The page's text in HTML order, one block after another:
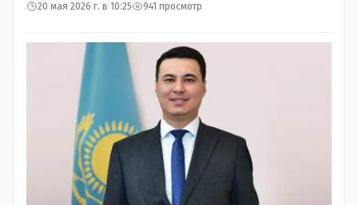
20 мая 2026 г. в 10:25 941 просмотр